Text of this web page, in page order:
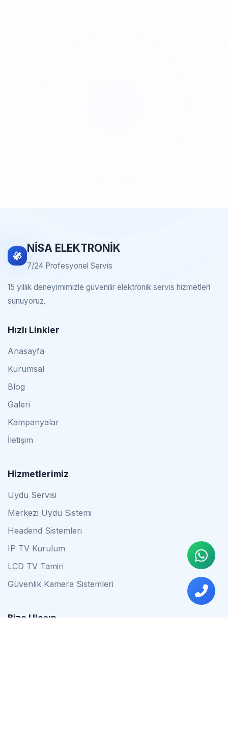
NİSA ELEKTRONİK
7/24 Profesyonel Servis
15 yıllık deneyimimizle güvenilir elektronik servis hizmetleri
sunuyoruz.
Hızlı Linkler
Anasayfa
Kurumsal
Blog
Galeri
Kampanyalar
İletişim
Hizmetlerimiz
Uydu Servisi
Merkezi Uydu Sistemi
Headend Sistemleri
IP TV Kurulum
LCD TV Tamiri
Güvenlik Kamera Sistemleri
Bize Ulaşın